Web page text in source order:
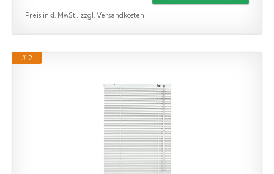
Preis inkl. MwSt., zzgl. Versandkosten
# 2